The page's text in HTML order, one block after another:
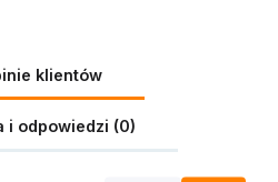
klientów
i odpowiedzi (0)